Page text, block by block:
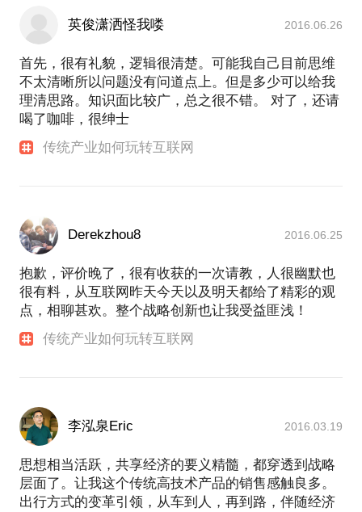
英俊潇洒怪我喽 2016.06.26
首先，很有礼貌，逻辑很清楚。可能我自己目前思维
不太清晰所以问题没有问道点上。但是多少可以给我
理清思路。知识面比较广，总之很不错。 对了，还请
喝了咖啡，很绅士
传统产业如何玩转互联网
Derekzhou8 2016.06.25
抱歉，评价晚了，很有收获的一次请教，人很幽默也
很有料，从互联网昨天今天以及明天都给了精彩的观
点，相聊甚欢。整个战略创新也让我受益匪浅！
传统产业如何玩转互联网
李泓泉Eric 2016.03.19
思想相当活跃，共享经济的要义精髓，都穿透到战略
层面了。让我这个传统高技术产品的销售感触良多。
出行方式的变革引领，从车到人，再到路，伴随经济